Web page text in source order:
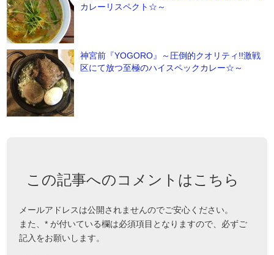
カレーリスペクト☆～
神宮前『YOGORO』～圧倒的クオリティ!!激戦
区にて放つ至極のハイスペックカレー☆～
この記事へのコメントはこちら
メールアドレスは公開されませんのでご安心ください。
また、* が付いている欄は必須項目となりますので、必ずご
記入をお願いします。